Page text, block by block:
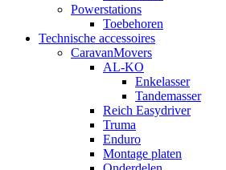
Powerstations
Toebehoren
Technische accessoires
CaravanMovers
AL-KO
Enkelasser
Tandemasser
Reich Easydriver
Truma
Enduro
Montage platen